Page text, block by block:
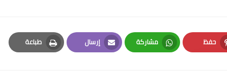
حفظ
Pinterest
مشاركة
Whatsapp
إرسال
Email
طباعة
Print